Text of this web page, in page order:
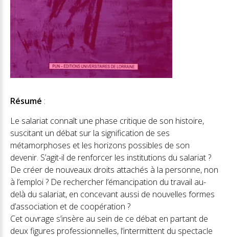
Résumé :
Le salariat connaît une phase critique de son histoire,
suscitant un débat sur la signification de ses
métamorphoses et les horizons possibles de son
devenir. S’agit-il de renforcer les institutions du salariat ?
De créer de nouveaux droits attachés à la personne, non
à l’emploi ? De rechercher l’émancipation du travail au-
delà du salariat, en concevant aussi de nouvelles formes
d’association et de coopération ?
Cet ouvrage s’insère au sein de ce débat en partant de
deux figures professionnelles, l’intermittent du spectacle